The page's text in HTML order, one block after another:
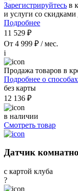
Зарегистрируйтесь в
и услуги со скидками
Подробнее
11 529 ₽
От 4 999 ₽ / мес.
i
Продажа товаров в
Подробнее о
без карты
12 136 ₽
в наличии
Смотреть товар
Датчик
с картой клуба
?